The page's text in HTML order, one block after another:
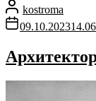
kostroma
09.10.2023